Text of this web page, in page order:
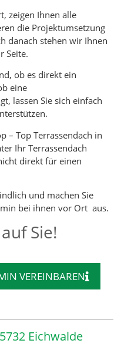
zeigen Ihnen alle
die Projektumsetzung
danach stehen wir Ihnen
Seite.
ob es direkt ein
eine
lassen Sie sich einfach
– Top Terrassendach in
Ihr Terrassendach
direkt für einen
und machen Sie
bei ihnen vor Ort aus.
Sie!
VEREINBAREN
Eichwalde